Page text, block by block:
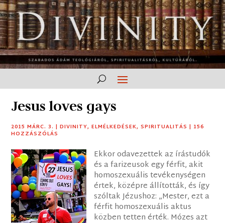
Jesus loves gays
2015 MÁRC. 3. |DIVINITY,ELMÉLKEDÉSEK,SPIRITUALITÁS | 156
HOZZÁSZÓLÁS
Ekkor odavezettek az írástudók
és a farizeusok egy férfit, akit
homoszexuális tevékenységen
értek, középre állították, és így
szóltak Jézushoz: „Mester, ezt a
férfit homoszexuális aktus
közben tetten érték. Mózes azt